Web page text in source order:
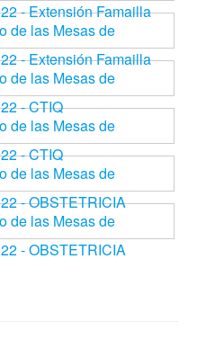
- Extensión Famailla
de las Mesas de
- Extensión Famailla
de las Mesas de
- CTIQ
de las Mesas de
- CTIQ
de las Mesas de
- OBSTETRICIA
de las Mesas de
- OBSTETRICIA